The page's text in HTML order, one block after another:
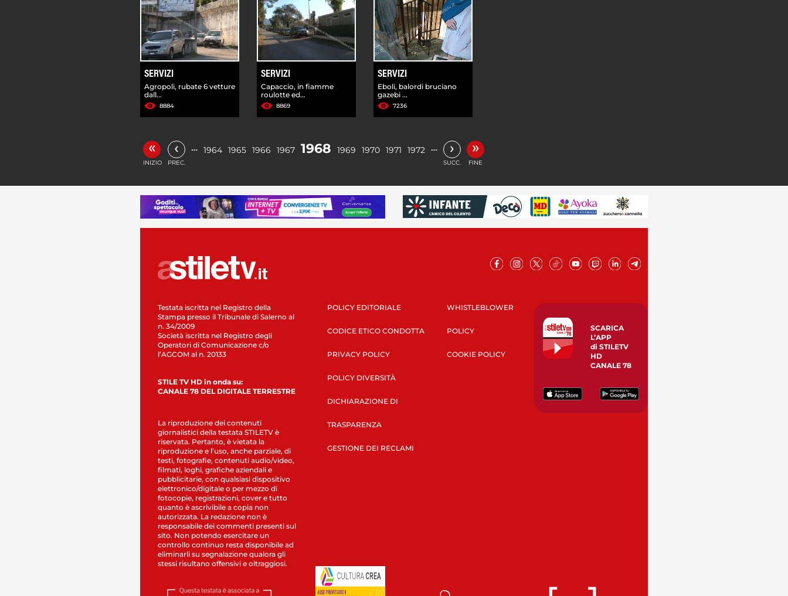
SERVIZI
Agropoli, rubate 6 vetture
dall...
8884
SERVIZI
Capaccio, in fiamme
roulotte ed...
8869
SERVIZI
Eboli, balordi bruciano
gazebi ...
7236
«
INIZIO
‹
PREC.
… 1964 1965 1966 1967 1968 1969 1970 1971 1972 … ›
SUCC.
»
FINE
Testata iscritta nel Registro della
Stampa presso il Tribunale di Salerno al
n. 34/2009
Società iscritta nel Registro degli
Operatori di Comunicazione c/o
l’AGCOM al n. 20133
STILE TV HD in onda su:
CANALE 78 DEL DIGITALE TERRESTRE
La riproduzione dei contenuti
giornalistici della testata STILETV è
riservata. Pertanto, è vietata la
riproduzione e l’uso, anche parziale, di
testi, fotografie, contenuti audio/video,
filmati, loghi, grafiche aziendali e
pubblicitarie, con qualsiasi dispositivo
elettronico/digitale o per mezzo di
fotocopie, registrazioni, cover e tutto
quanto è ascrivibile a copia non
autorizzata. La redazione non è
responsabile dei commenti presenti sul
sito. Non potendo esercitare un
controllo continuo resta disponibile ad
eliminarli su segnalazione qualora gli
stessi risultano offensivi e oltraggiosi.
POLICY EDITORIALE
CODICE ETICO CONDOTTA
PRIVACY POLICY
POLICY DIVERSITÀ
DICHIARAZIONE DI
TRASPARENZA
GESTIONE DEI RECLAMI
WHISTLEBLOWER
POLICY
COOKIE POLICY
SCARICA
L’APP
di STILETV
HD
CANALE 78